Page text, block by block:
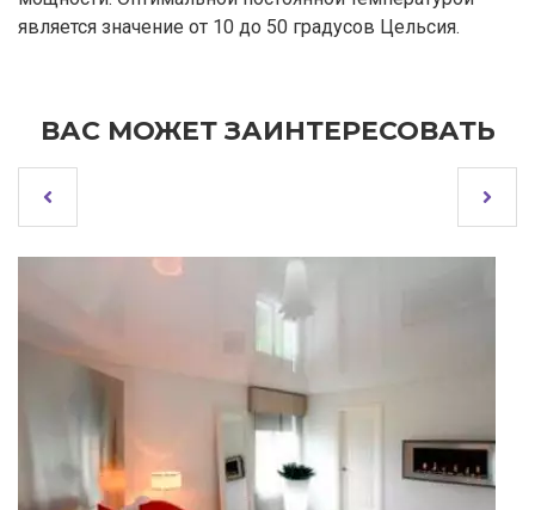
является значение от 10 до 50 градусов Цельсия.
ВАС МОЖЕТ ЗАИНТЕРЕСОВАТЬ